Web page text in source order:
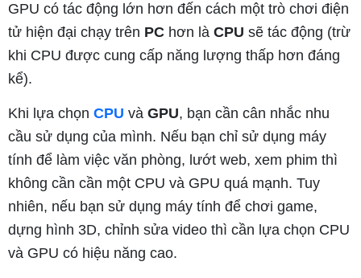
GPU có tác động lớn hơn đến cách một trò chơi điện
tử hiện đại chạy trên PC hơn là CPU sẽ tác động (trừ
khi CPU được cung cấp năng lượng thấp hơn đáng
kể).
Khi lựa chọn CPU và GPU, bạn cần cân nhắc nhu
cầu sử dụng của mình. Nếu bạn chỉ sử dụng máy
tính để làm việc văn phòng, lướt web, xem phim thì
không cần cần một CPU và GPU quá mạnh. Tuy
nhiên, nếu bạn sử dụng máy tính để chơi game,
dựng hình 3D, chỉnh sửa video thì cần lựa chọn CPU
và GPU có hiệu năng cao.